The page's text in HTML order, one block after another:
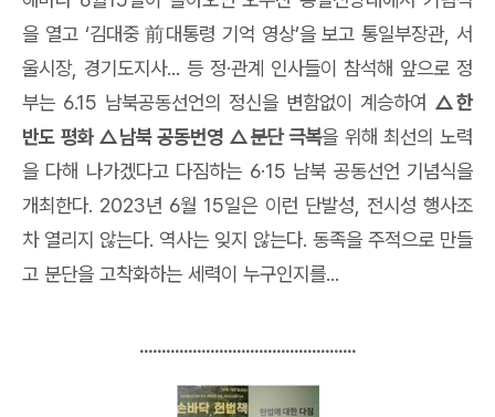
을 열고 ‘김대중前대통령 기억 영상’을 보고 통일부장관, 서
울시장, 경기도지사... 등 정·관계 인사들이 참석해 앞으로 정
부는 6.15 남북공동선언의 정신을 변함없이 계승하여 △한
반도 평화 △남북 공동번영 △분단 극복을 위해 최선의 노력
을 다해 나가겠다고 다짐하는 6·15 남북 공동선언 기념식을
개최한다. 2023년 6월 15일은 이런 단발성, 전시성 행사조
차 열리지 않는다. 역사는 잊지 않는다. 동족을 주적으로 만들
고 분단을 고착화하는 세력이 누구인지를...
.................................................